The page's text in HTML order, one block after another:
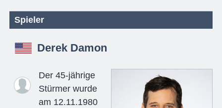
Spieler
Derek Damon
Der 45-jährige
Stürmer wurde
am 12.11.1980